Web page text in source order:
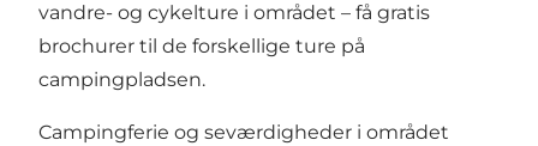
vandre- og cykelture i området – få gratis
brochurer til de forskellige ture på
campingpladsen.
Campingferie og seværdigheder i området